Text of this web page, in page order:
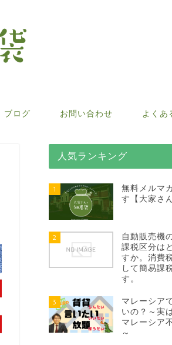
ブログ お問い合わせ よくあ
人気ランキング
1
無料メルマ
す【大家さ
2
自動販売機
課税区分は
すか。消費
して簡易課
す。
3
マレーシア
いの？～実
マレーシア
～